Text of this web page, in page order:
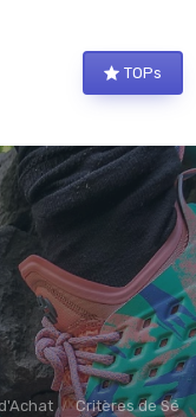
TOPs
Critères de